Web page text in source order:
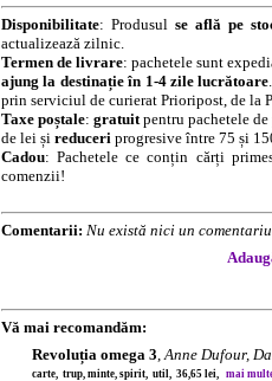
Disponibilitate: Produsul se află pe
actualizează zilnic.
Termen de livrare: pachetele sunt
ajung la destinație în 1-4 zile lucrătoare
prin serviciul de curierat Prioripost, de la
Taxe poștale: gratuitpentru pachetele de
de lei și reduceri progresive între 75 și
Cadou: Pachetele ce conțin cărți
comenzii!
Comentarii: Nu există nici un
Vă mai recomandăm:
Revoluția omega 3,Anne Dufour,
carte, trup, minte, spirit, util, 36,65 lei, mai